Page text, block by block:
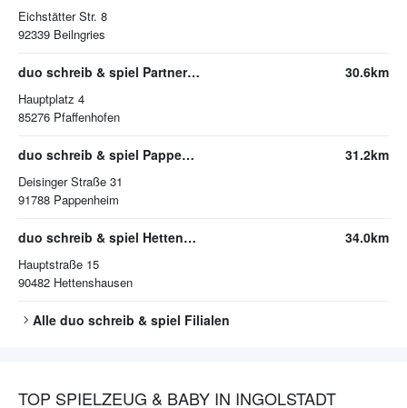
Eichstätter Str. 8
92339 Beilngries
duo schreib & spiel Partner Urban KG Spielwaren
Hauptplatz 4
85276 Pfaffenhofen
30.6km
duo schreib & spiel Pappenheim
Deisinger Straße 31
91788 Pappenheim
31.2km
duo schreib & spiel Hettenshausen
Hauptstraße 15
90482 Hettenshausen
34.0km
Alle duo schreib & spiel Filialen
TOP SPIELZEUG & BABY IN INGOLSTADT